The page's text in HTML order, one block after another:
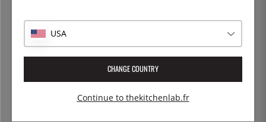
USA
CHANGE COUNTRY
Continue to thekitchenlab.fr